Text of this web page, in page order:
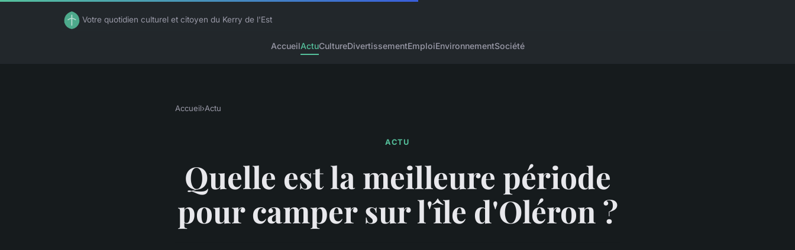
Votre quotidien culturel et citoyen du Kerry de l'Est
AccueilActuCultureDivertissementEmploiEnvironnementSociété
Accueil›Actu
ACTU
Quelle est la meilleure période
pour camper sur l'île d'Oléron ?